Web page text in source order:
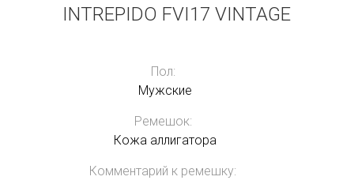
INTREPIDO FVI17 VINTAGE
Пол:
Мужские
Ремешок:
Кожа аллигатора
Комментарий к ремешку: